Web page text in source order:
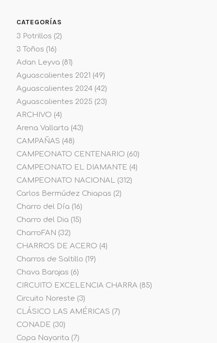
CATEGORÍAS
3 Potrillos (2)
3 Toños (16)
Adan Leyva (81)
Aguascalientes 2021 (49)
Aguascalientes 2024(42)
Aguascalientes 2025 (23)
ARCHIVO (4)
Arena Vallarta (43)
CAMPAÑAS (48)
CAMPEONATO CENTENARIO (60)
CAMPEONATO EL DIAMANTE (4)
CAMPEONATO NACIONAL(312)
Carlos Bermúdez Chiapas (2)
Charro del Día (16)
Charro del Dia (15)
CharroFAN (32)
CHARROS DE ACERO (4)
Charros de Saltillo (19)
Chava Barajas (6)
CIRCUITO EXCELENCIA CHARRA(85)
Circuito Noreste (3)
CLÁSICO LAS AMÉRICAS (7)
CONADE (30)
Copa Nayarita (7)